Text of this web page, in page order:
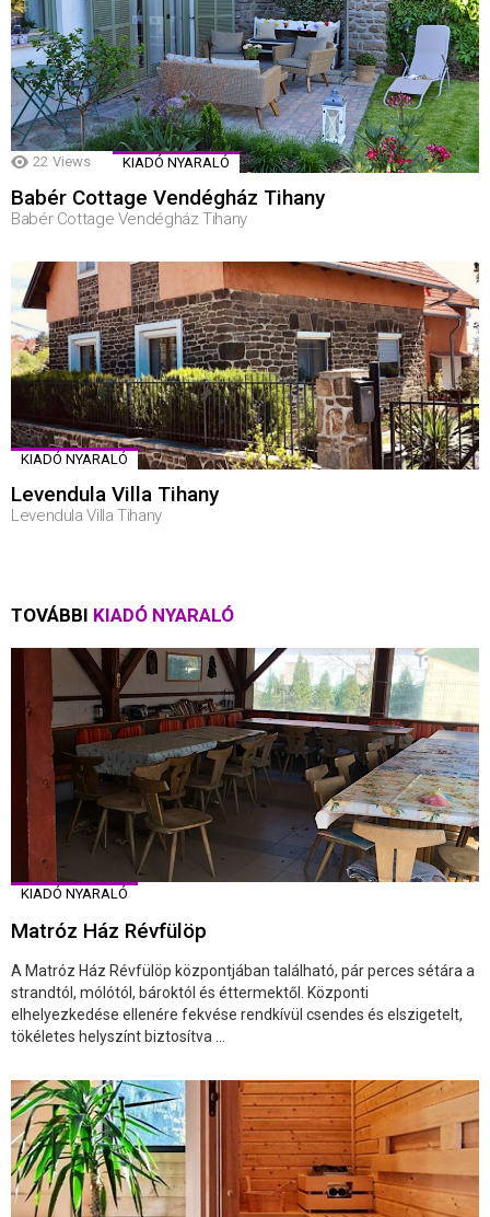
22 Views KIADÓ NYARALÓ
Babér Cottage Vendégház Tihany
Babér Cottage Vendégház Tihany
KIADÓ NYARALÓ
Levendula Villa Tihany
Levendula Villa Tihany
TOVÁBBI KIADÓ NYARALÓ
KIADÓ NYARALÓ
Matróz Ház Révfülöp
A Matróz Ház Révfülöp központjában található, pár perces sétára a
strandtól, mólótól, bároktól és éttermektől. Központi
elhelyezkedése ellenére fekvése rendkívül csendes és elszigetelt,
tökéletes helyszínt biztosítva ...